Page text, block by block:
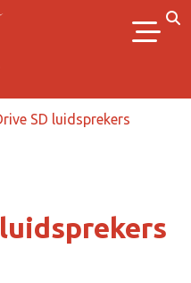
SD luidsprekers